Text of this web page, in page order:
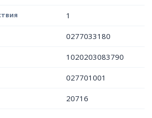
1
0277033180
1020203083790
027701001
20716